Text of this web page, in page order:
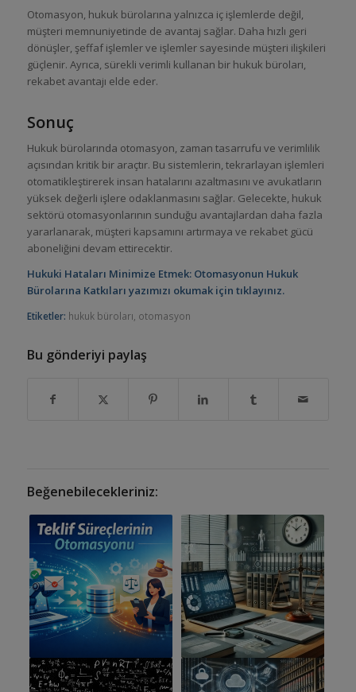
Otomasyon, hukuk bürolarına yalnızca iç işlemlerde değil,
müşteri memnuniyetinde de avantaj sağlar. Daha hızlı geri
dönüşler, şeffaf işlemler ve işlemler sayesinde müşteri ilişkileri
güçlenir. Ayrıca, sürekli verimli kullanan bir hukuk büroları,
rekabet avantajı elde eder.
Sonuç
Hukuk bürolarında otomasyon, zaman tasarrufu ve verimlilik
açısından kritik bir araçtır. Bu sistemlerin, tekrarlayan işlemleri
otomatikleştirerek insan hatalarını azaltmasını ve avukatların
yüksek değerli işlere odaklanmasını sağlar. Gelecekte, hukuk
sektörü otomasyonlarının sunduğu avantajlardan daha fazla
yararlanarak, müşteri kapsamını artırmaya ve rekabet gücü
aboneliğini devam ettirecektir.
Hukuki Hataları Minimize Etmek: Otomasyonun Hukuk
Bürolarına Katkıları yazımızı okumak için tıklayınız.
Etiketler: hukuk büroları otomasyon
Bu gönderiyi paylaş
Beğenebilecekleriniz: